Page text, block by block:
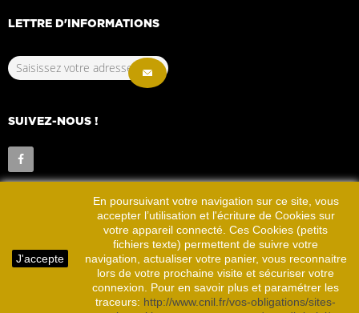
J'accepte
En poursuivant votre navigation sur ce site, vous
accepter l’utilisation et l'écriture de Cookies sur
votre appareil connecté. Ces Cookies (petits
fichiers texte) permettent de suivre votre
navigation, actualiser votre panier, vous reconnaitre
lors de votre prochaine visite et sécuriser votre
connexion. Pour en savoir plus et paramétrer les
traceurs: http://www.cnil.fr/vos-obligations/sites-
LETTRE D'INFORMATIONS
SUIVEZ-NOUS !
2022 © La ronde BretonneSite Réalisé parDallan
Créations